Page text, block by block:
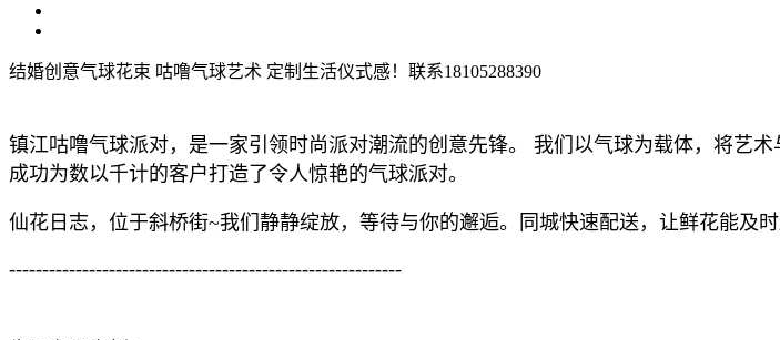
结婚创意气球花束 咕噜气球艺术 定制生活仪式感！联系18105288390
镇江咕噜气球派对，是一家引领时尚派对潮流的创意先锋。 我们以气球为载体，将艺
成功为数以千计的客户打造了令人惊艳的气球派对。
仙花日志，位于斜桥街~我们静静绽放，等待与你的邂逅。同城快速配送，让鲜花能及
-----------------------------------------------------------